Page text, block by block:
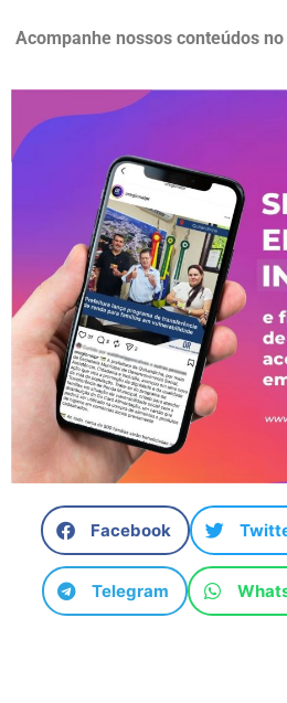
Acompanhe nossos conteúdos no
Facebook
Telegram